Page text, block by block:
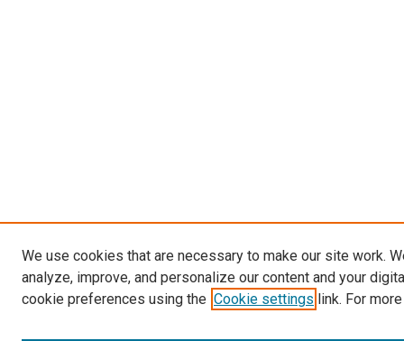
We use cookies that are necessary to make our site work.
analyze, improve, and personalize our content and your
cookie preferences using the Cookie settings link. For